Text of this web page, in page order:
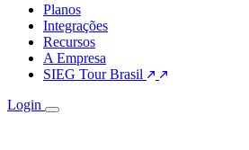
Planos
Integrações
Recursos
A Empresa
SIEG Tour Brasil
Login